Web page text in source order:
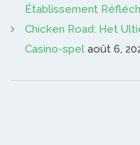
Établissement
Chicken Road: Het
Casino-spel août 6,